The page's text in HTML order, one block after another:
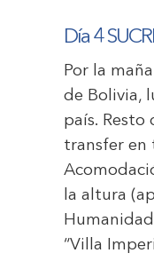
Día 4
Por la
de Bolivia,
país.
transfer en
la altura
“Villa